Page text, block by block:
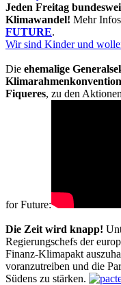
Jeden Freitag
Klimawandel! Mehr
FUTURE.
Wir sind Kinder und
Die ehemalige
Fiqueres, zu den
for Future:
Die Zeit wird knapp!
Regierungschefs der
Finanz-Klimapakt
voranzutreiben und die
Südens zu stärken.